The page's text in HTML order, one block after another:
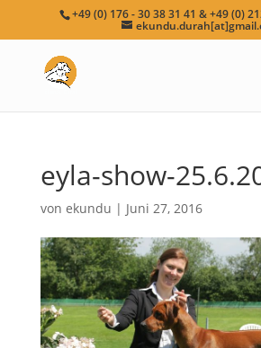
+49 (0) 176 - 30 38 31 41 & +49 (0)
eyla-show-
von ekundu | Juni 27, 2016